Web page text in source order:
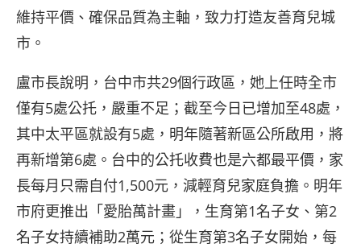
維持平價、確保品質為主軸，致力打造友善育兒城
市。
盧市長說明，台中市共29個行政區，她上任時全市
僅有5處公托，嚴重不足；截至今日已增加至48處，
其中太平區就設有5處，明年隨著新區公所啟用，將
再新增第6處。台中的公托收費也是六都最平價，家
長每月只需自付1,500元，減輕育兒家庭負擔。明年
市府更推出「愛胎萬計畫」，生育第1名子女、第2
名子女持續補助2萬元；從生育第3名子女開始，每